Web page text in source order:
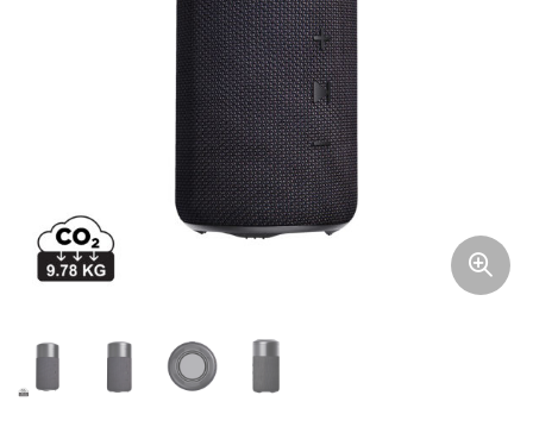
Outdoor en vrije tijd
Gereedschap en veiligheid
Home en living
Health en wellness
Kantoorartikelen
Gadgets